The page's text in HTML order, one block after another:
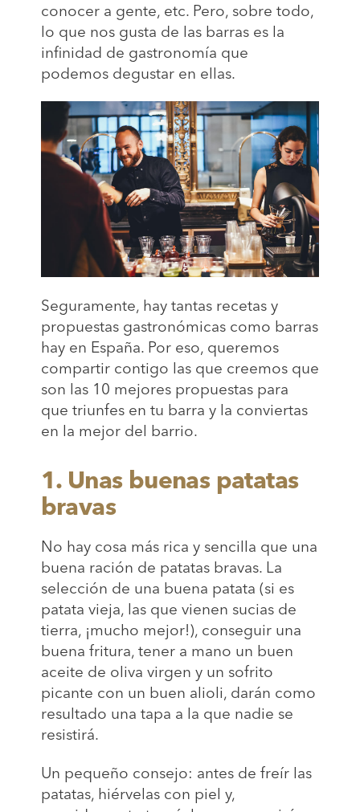
conocer a gente, etc. Pero, sobre todo,
lo que nos gusta de las barras es la
infinidad de gastronomía que
podemos degustar en ellas.
Seguramente, hay tantas recetas y
propuestas gastronómicas como barras
hay en España. Por eso, queremos
compartir contigo las que creemos que
son las 10 mejores propuestas para
que triunfes en tu barra y la conviertas
en la mejor del barrio.
1. Unas buenas patatas
bravas
No hay cosa más rica y sencilla que una
buena ración de patatas bravas. La
selección de una buena patata (si es
patata vieja, las que vienen sucias de
tierra, ¡mucho mejor!), conseguir una
buena fritura, tener a mano un buen
aceite de oliva virgen y un sofrito
picante con un buen alioli, darán como
resultado una tapa a la que nadie se
resistirá.
Un pequeño consejo: antes de freír las
patatas, hiérvelas con piel y,